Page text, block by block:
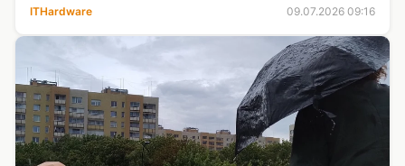
ITHardware 09.07.2026 09:16